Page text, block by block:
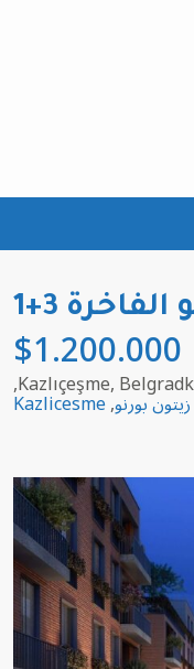
3+1
$1.200.000
زيتون بورنو,
Kazlicesme